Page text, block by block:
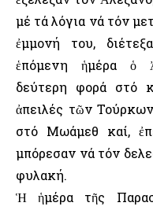
μέ τά λόγια νά τόν
ἐμμονή του,
ἑπόμενη ἡμέρα ὁ
δεύτερη φορά στό
ἀπειλές τῶν
στό Μωάμεθ καί,
μπόρεσαν νά τόν
φυλακή.
Ἡ ἡμέρα τῆς